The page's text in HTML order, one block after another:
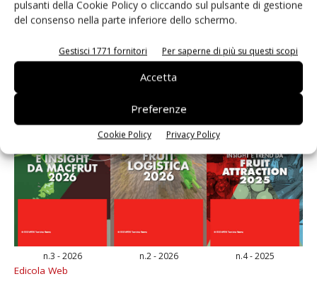
pulsanti della Cookie Policy o cliccando sul pulsante di gestione
del consenso nella parte inferiore dello schermo.
Gestisci 1771 fornitori Per saperne di più su questi scopi
Accetta
Preferenze
Cookie Policy Privacy Policy
E-magazine
n.3 - 2026 n.2 - 2026 n.4 - 2025
Edicola Web